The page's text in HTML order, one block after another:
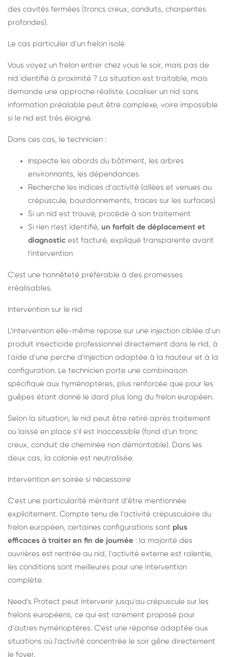
des cavités fermées (troncs creux, conduits, charpentes
profondes).
Le cas particulier d'un frelon isolé
Vous voyez un frelon entrer chez vous le soir, mais pas de
nid identifié à proximité ? La situation est traitable, mais
demande une approche réaliste. Localiser un nid sans
information préalable peut être complexe, voire impossible
si le nid est très éloigné.
Dans ces cas, le technicien :
Inspecte les abords du bâtiment, les arbres
environnants, les dépendances
Recherche les indices d'activité (allées et venues au
crépuscule, bourdonnements, traces sur les surfaces)
Si un nid est trouvé, procède à son traitement
Si rien n'est identifié, un forfait de déplacement et
diagnostic est facturé, expliqué transparente avant
l'intervention
C'est une honnêteté préférable à des promesses
irréalisables.
Intervention sur le nid
L'intervention elle-même repose sur une injection ciblée d'un
produit insecticide professionnel directement dans le nid, à
l'aide d'une perche d'injection adaptée à la hauteur et à la
configuration. Le technicien porte une combinaison
spécifique aux hyménoptères, plus renforcée que pour les
guêpes étant donné le dard plus long du frelon européen.
Selon la situation, le nid peut être retiré après traitement
ou laissé en place s'il est inaccessible (fond d'un tronc
creux, conduit de cheminée non démontable). Dans les
deux cas, la colonie est neutralisée.
Intervention en soirée si nécessaire
C'est une particularité méritant d'être mentionnée
explicitement. Compte tenu de l'activité crépusculaire du
frelon européen, certaines configurations sont plus
efficaces à traiter en fin de journée : la majorité des
ouvrières est rentrée au nid, l'activité externe est ralentie,
les conditions sont meilleures pour une intervention
complète.
Need's Protect peut intervenir jusqu'au crépuscule sur les
frelons européens, ce qui est rarement proposé pour
d'autres hyménoptères. C'est une réponse adaptée aux
situations où l'activité concentrée le soir gêne directement
le foyer.